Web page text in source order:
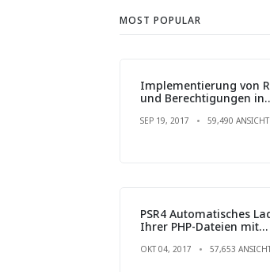
MOST POPULAR
Implementierung von
und Berechtigungen in
SEP 19, 2017 59,490
PSR4 Automatisches
Ihrer PHP-Dateien mit
OKT 04, 2017 57,653